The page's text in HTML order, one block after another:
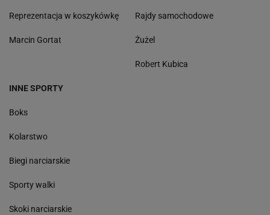
Reprezentacja w koszykówkę
Marcin Gortat
Rajdy samochodowe
Żużel
Robert Kubica
INNE SPORTY
Boks
Kolarstwo
Biegi narciarskie
Sporty walki
Skoki narciarskie